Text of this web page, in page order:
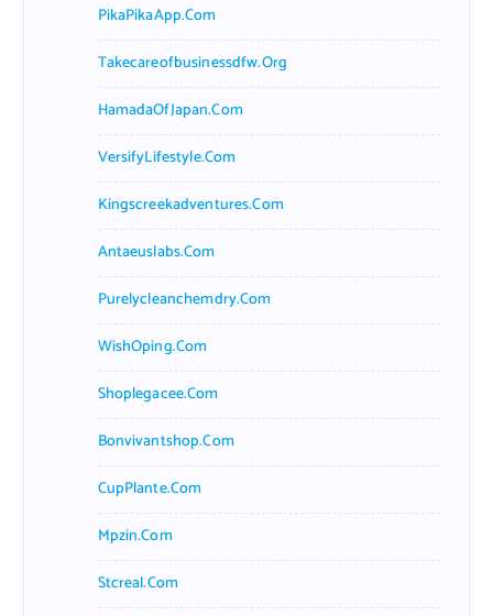
PikaPikaApp.com
Takecareofbusinessdfw.org
HamadaOfJapan.com
VersifyLifestyle.com
Kingscreekadventures.com
Antaeuslabs.com
Purelycleanchemdry.com
WishOping.com
Shoplegacee.com
Bonvivantshop.com
CupPlante.com
Mpzin.com
Stcreal.com